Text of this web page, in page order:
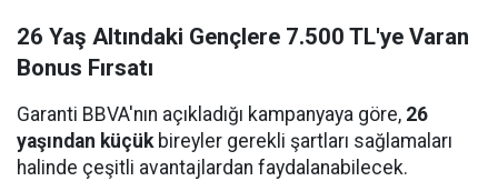
26 Yaş Altındaki Gençlere 7.500 TL'ye Varan
Bonus Fırsatı
Garanti BBVA'nın açıkladığı kampanyaya göre, 26
yaşından küçükbireyler gerekli şartları sağlamaları
halinde çeşitli avantajlardan faydalanabilecek.